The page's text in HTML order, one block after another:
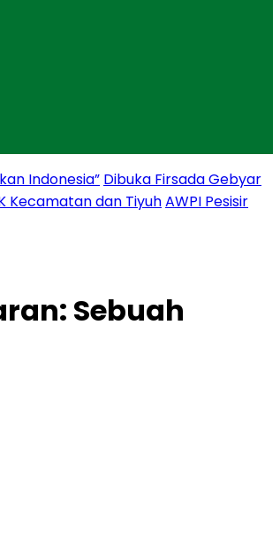
Indonesia” Dibuka Firsada Gebyar
Kecamatan dan TiyuhAWPI Pesisir
Sebuah